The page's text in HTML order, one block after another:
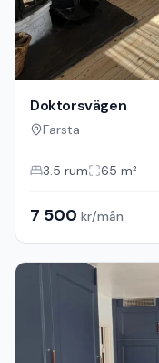
Doktorsvägen
Farsta
3.5 rum 65 m²
7 500 kr/mån